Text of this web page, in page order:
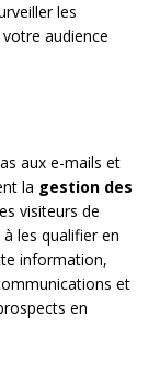
les
audience
aux e-mails et
la gestion des
visiteurs de
les qualifier en
information,
et
en